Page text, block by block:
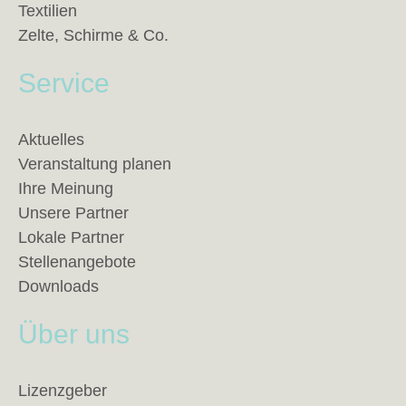
Textilien
Zelte, Schirme & Co.
Service
Aktuelles
Veranstaltung planen
Ihre Meinung
Unsere Partner
Lokale Partner
Stellenangebote
Downloads
Über uns
Lizenzgeber